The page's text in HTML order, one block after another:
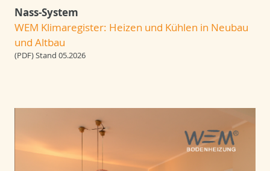
Nass-System
WEM Klimaregister: Heizen und Kühlen in Neubau
und Altbau
(PDF) Stand 05.2026